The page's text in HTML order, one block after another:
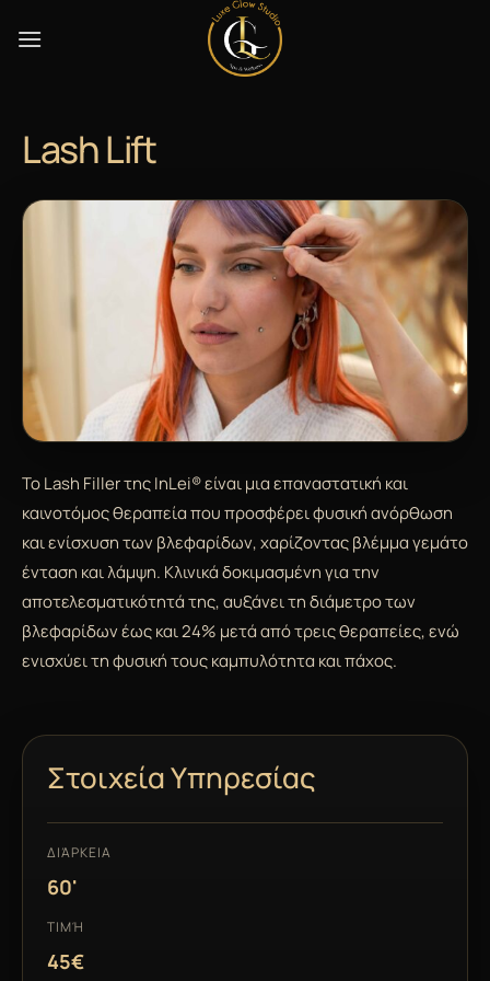
Lash Lift
Το Lash Filler της InLei® είναι μια επαναστατική και
καινοτόμος θεραπεία που προσφέρει φυσική ανόρθωση
και ενίσχυση των βλεφαρίδων, χαρίζοντας βλέμμα γεμάτο
ένταση και λάμψη. Κλινικά δοκιμασμένη για την
αποτελεσματικότητά της, αυξάνει τη διάμετρο των
βλεφαρίδων έως και 24% μετά από τρεις θεραπείες, ενώ
ενισχύει τη φυσική τους καμπυλότητα και πάχος.
Στοιχεία Υπηρεσίας
ΔΙΆΡΚΕΙΑ
60'
ΤΙΜΉ
45€